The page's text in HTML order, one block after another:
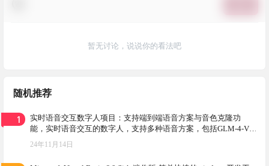
暂无讨论，说说你的看法吧
随机推荐
1
实时语音交互数字人项目：支持端到端语音方案与音色克隆功
能，实时语音交互的数字人，支持多种语音方案，包括GLM-4-Voi
ce和ASR-LLM-TTS
24年11月14日